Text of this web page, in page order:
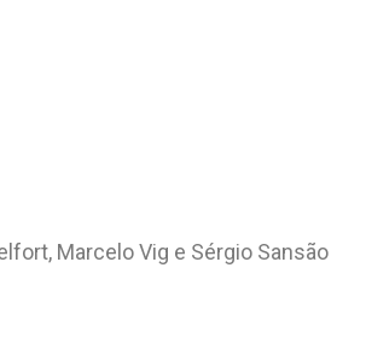
Marcelo Vig e Sérgio Sansão